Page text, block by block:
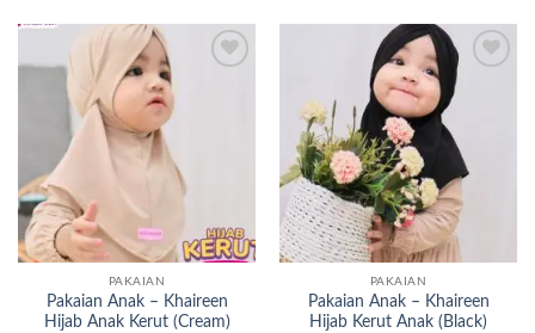
PAKAIAN
Pakaian Anak – Khaireen
Hijab Anak Kerut (Cream)
PAKAIAN
Pakaian Anak – Khaireen
Hijab Kerut Anak (Black)